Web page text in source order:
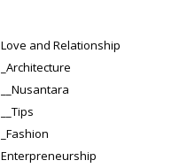
Love and Relationship
_Architecture
__Nusantara
__Tips
_Fashion
Enterpreneurship